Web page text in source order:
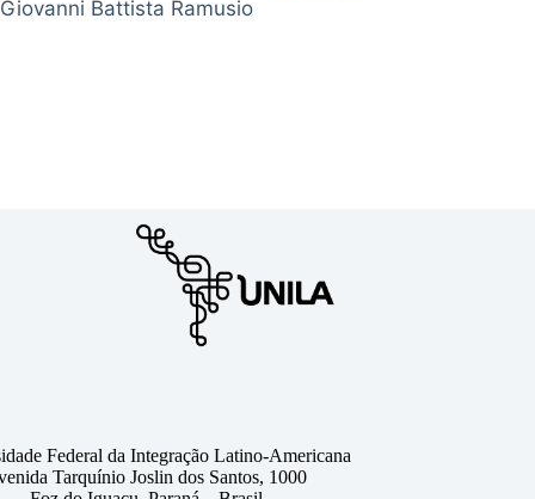
Giovanni Battista Ramusio
Federal da Integração Latino-Americana
Tarquínio Joslin dos Santos, 1000